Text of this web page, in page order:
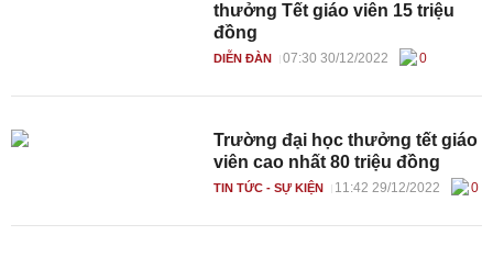
thưởng Tết giáo viên 15 triệu
đồng
DIỄN ĐÀN 07:30 30/12/2022 0
Trường đại học thưởng tết giáo
viên cao nhất 80 triệu đồng
TIN TỨC - SỰ KIỆN 11:42 29/12/2022 0